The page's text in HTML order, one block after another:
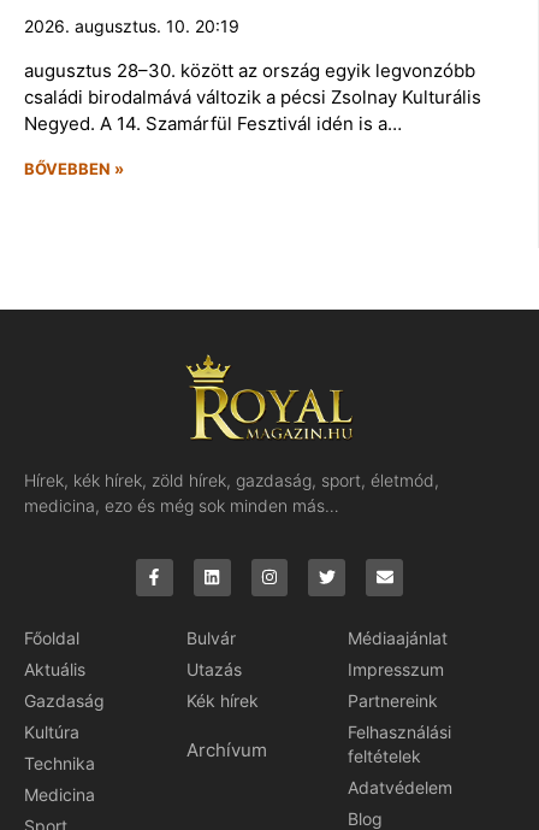
2026. augusztus. 10. 20:19
augusztus 28–30. között az ország egyik legvonzóbb
családi birodalmává változik a pécsi Zsolnay Kulturális
Negyed. A 14. Szamárfül Fesztivál idén is a…
BŐVEBBEN »
Hírek, kék hírek, zöld hírek, gazdaság, sport, életmód,
medicina, ezo és még sok minden más…
Főoldal
Aktuális
Gazdaság
Kultúra
Technika
Medicina
Sport
Bulvár
Utazás
Kék hírek
Archívum
Médiaajánlat
Impresszum
Partnereink
Felhasználási
feltételek
Adatvédelem
Blog